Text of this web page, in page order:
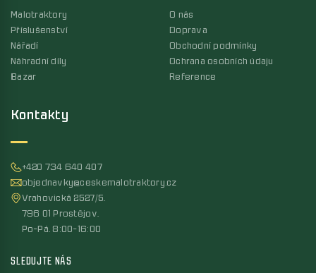
Kontakty
+420 734 640 407
objednavky@ceskemalotraktory.cz
Vrahovická 2527/5,
796 01 Prostějov,
Po-Pá, 8:00-16:00
SLEDUJTE NÁS
Malotraktory
Příslušenství
Nářadí
Náhradní díly
Bazar
O nás
Doprava
Obchodní podmínky
Ochrana osobních údaju
Reference